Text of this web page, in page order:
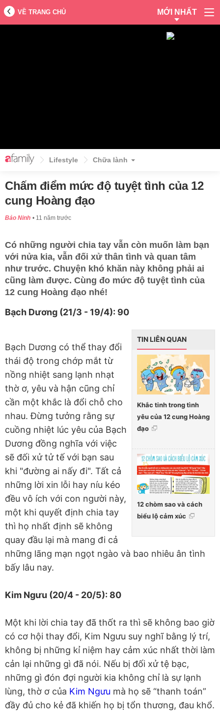
VỀ TRANG CHỦ MỚI NHẤT
Lifestyle Chữa lành
Chấm điểm mức độ tuyệt tình của 12
cung Hoàng đạo
Bảo Ninh 11 năm trước
Có những người chia tay vẫn còn muốn làm bạn
với nửa kia, vẫn đối xử thân tình và quan tâm
như trước. Chuyện khó khăn này không phải ai
cũng làm được. Cùng đo mức độ tuyệt tình của
12 cung Hoàng đạo nhé!
Bạch Dương (21/3 - 19/4): 90
TIN LIÊN QUAN
Khắc tinh trong tình
yêu của 12 cung Hoàng
đạo
12 chòm sao và cách
biểu lộ cảm xúc
Bạch Dương có thể thay đổi
thái độ trong chớp mắt từ
nồng nhiệt sang lạnh nhạt
thờ ơ, yêu và hận cũng chỉ
cần một khắc là đổi chỗ cho
nhau. Đừng tưởng rằng sự
cuồng nhiệt lúc yêu của Bạch
Dương đồng nghĩa với việc
sẽ đối xử tử tế với bạn sau
khi "đường ai nấy đi". Tất cả
những lời xin lỗi hay níu kéo
đều vô ích với con người này,
một khi quyết định chia tay
thì họ nhất định sẽ không
quay đầu lại mà mang đi cả
những lãng mạn ngọt ngào và bao nhiêu ân tình
bấy lâu nay.
Kim Ngưu (20/4 - 20/5): 80
Một khi lời chia tay đã thốt ra thì sẽ không bao giờ
có cơ hội thay đổi, Kim Ngưu suy nghĩ bằng lý trí,
không bị những kỉ niệm hay cảm xúc nhất thời làm
cản lại những gì đã nói. Nếu bị đối xử tệ bạc,
những gì đón đợi người kia không chỉ là sự lạnh
lùng, thờ ơ của Kim Ngưu mà họ sẽ “thanh toán”
đầy đủ cho kẻ đã khiến họ bị tổn thương, đau khổ.